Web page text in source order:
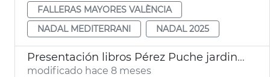
FALLERAS MAYORES VALÈNCIA
NADAL MEDITERRANI
NADAL 2025
Presentación libros Pérez Puche jardines València
modificado hace 8 meses